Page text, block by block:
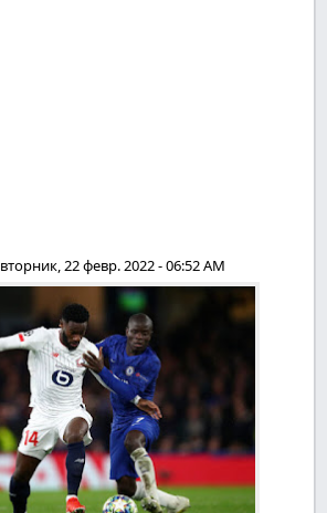
вторник, 22 февр. 2022 - 06:52 AM